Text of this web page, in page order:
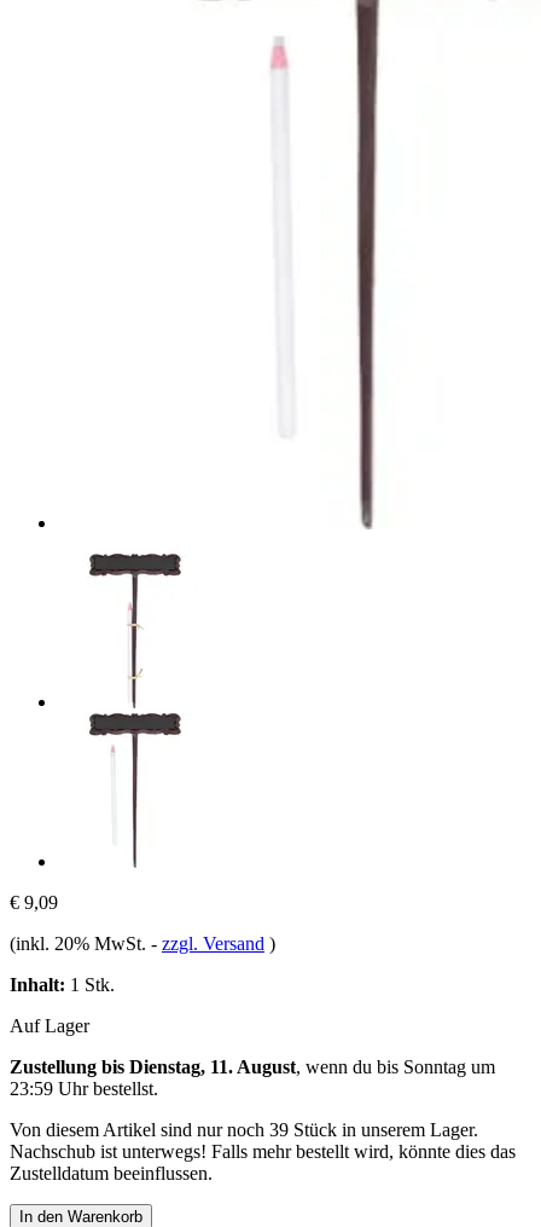
€ 9,09
(inkl. 20% MwSt. - zzgl. Versand )
Inhalt: 1 Stk.
Auf Lager
Zustellung bis Dienstag, 11. August, wenn du bis Sonntag um
23:59 Uhrbestellst.
Von diesem Artikel sind nur noch 39 Stück in unserem Lager.
Nachschub ist unterwegs! Falls mehr bestellt wird, könnte dies das
Zustelldatum beeinflussen.
In den Warenkorb